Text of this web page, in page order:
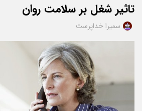
تاثیر شغل بر سلامت روان
سمیرا خداپرست